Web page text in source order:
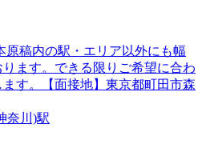
稿内の駅・エリア以外にも幅
ます。できる限りご希望に合わ
す。【面接地】東京都町田市森
奈川)駅